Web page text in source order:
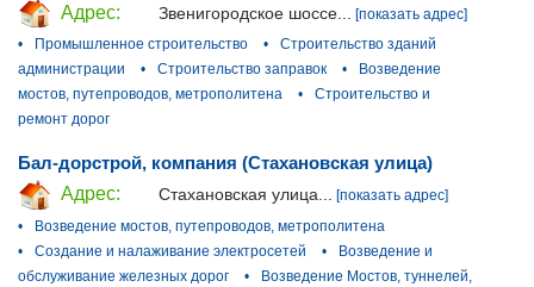
Адрес:
Звенигородское шоссе...
[показать адрес]
•
Промышленное строительство •
Строительство зданий
администрации
• Строительство заправок •
Возведение
мостов, путепроводов, метрополитена
•
Строительство и
ремонт дорог
Бал-дорстрой, компания (Стахановская улица)
Адрес:
Стахановская улица... [показать адрес]
•
Возведение мостов, путепроводов, метрополитена
•
Создание и налаживание электросетей •
Возведение и
обслуживание железных дорог
•
Возведение Мостов, туннелей,